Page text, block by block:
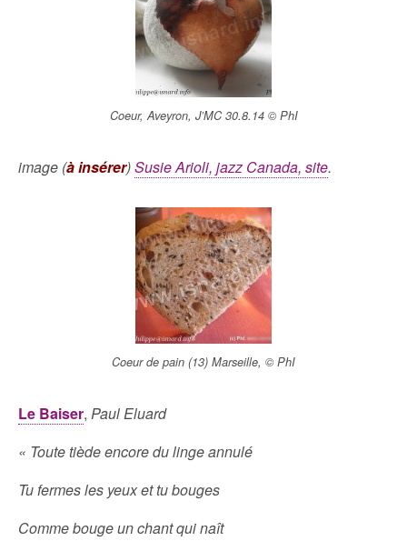
Coeur, Aveyron, J’MC 30.8.14 © PhI
image (à insérer)Susie Arioli, jazz Canada, site.
Coeur de pain (13) Marseille, © PhI
Le Baiser, Paul Eluard
« Toute tiède encore du linge annulé
Tu fermes les yeux et tu bouges
Comme bouge un chant qui naît